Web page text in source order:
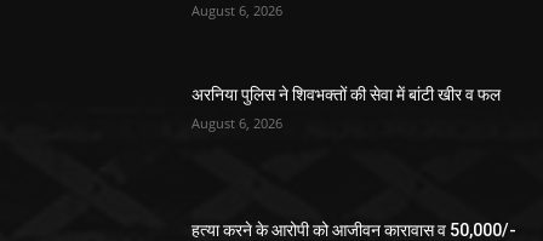
August 6, 2026
अरनिया पुलिस ने शिवभक्तों की सेवा में बांटी खीर व फल
August 6, 2026
हत्या करने के आरोपी को आजीवन कारावास व 50,000/-